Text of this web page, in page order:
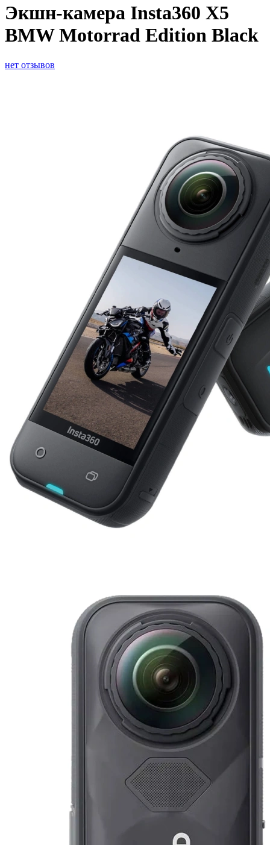
Экшн-камера Insta360 X5
BMW Motorrad Edition Black
нет отзывов